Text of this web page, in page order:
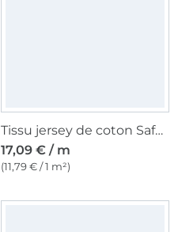
Tissu jersey de coton Safari Animals, blanc cassé
17,09 € / m
(11,79 € / 1 m²)